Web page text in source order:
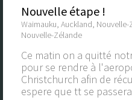
Nouvelle étape !
Waimauku, Auckland, Nouvelle-
Nouvelle-Zélande
Ce matin on a quitté
pour se rendre à
Christchurch afin de
espere que tt se